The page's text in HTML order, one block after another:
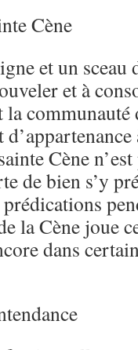
Cène
et un
et à
communauté
Cène
de bien s’y
la Cène joue
dans